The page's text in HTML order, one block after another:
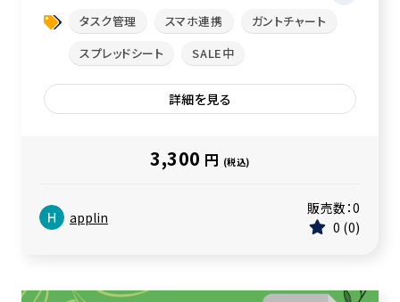
タスク管理 スマホ連携
ガントチャート
スプレッドシート
SALE中
詳細を見る
3,300 円 (税込)
applin
販売数：0
0 0